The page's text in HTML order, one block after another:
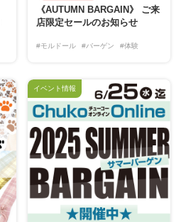
《AUTUMN BARGAIN》 ご来
店限定セールのお知らせ
#モルドール #バーゲン #体験
イベント情報